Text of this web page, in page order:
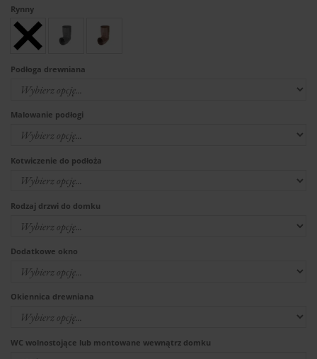
Rynny
Podłoga drewniana
Malowanie podłogi
Kotwiczenie do podłoża
Rodzaj drzwi do domku
Dodatkowe okno
Okiennica drewniana
WC wolnostojące lub montowane wewnątrz domku